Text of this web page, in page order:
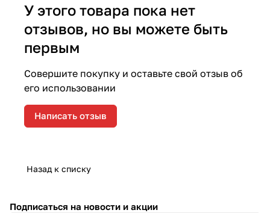
У этого товара пока нет
отзывов, но вы можете быть
первым
Совершите покупку и оставьте свой отзыв об
его использовании
Написать отзыв
Назад к списку
Подписаться на новости и акции